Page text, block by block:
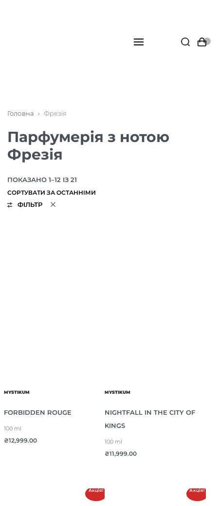
Головна › Фрезія
Парфумерія з нотою
Фрезія
ПОКАЗАНО 1–12 ІЗ 21
ФІЛЬТР
MYSTIKUM
FORBIDDEN ROUGE
100 ml
₴12,999.00
MYSTIKUM
NIGHTFALL IN THE CITY OF
KINGS
100 ml
₴11,999.00
Акція! Акція!